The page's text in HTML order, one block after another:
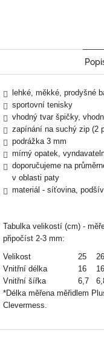
lehké, měkké, prodyšné
sportovní tenisky
vhodný tvar špičky,
zapínání na suchý zip (2
podrážka 3 mm
mírný opatek,
doporučujeme na
v oblasti paty
materiál - síťovina,
Tabulka velikostí (cm) -
připočíst 2-3 mm:
Velikost
25 26
Vnitřní délka
16
Vnitřní šířka
6,7
*Délka měřena měřidlem
Clevermess.